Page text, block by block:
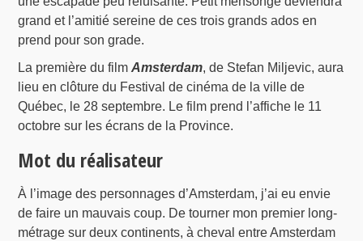
grand et l’amitié sereine de ces trois grands ados en
prend pour son grade.
La première du filmAmsterdam, de Stefan Miljevic, aura
lieu en clôture du Festival de cinéma de la ville de
Québec, le 28 septembre. Le film prend l’affiche le 11
octobre sur les écrans de la Province.
Mot du réalisateur
À l’image des personnages d’Amsterdam, j’ai eu envie
de faire un mauvais coup. De tourner mon premier long-
métrage sur deux continents, à cheval entre Amsterdam